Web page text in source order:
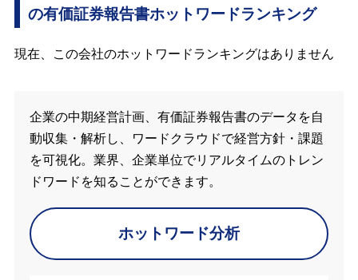
の有価証券報告書ホットワードランキング
現在、この会社のホットワードランキングはありません
企業の中期経営計画、有価証券報告書のデータを自
動収集・解析し、ワードクラウドで経営方針・課題
を可視化。業界、企業単位でリアルタイムのトレン
ドワードを知ることができます。
ホットワード分析